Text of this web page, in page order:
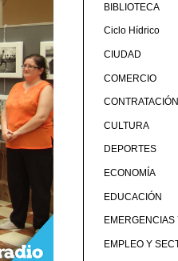
BIBLIOTECA
Ciclo Hídrico
CIUDAD
COMERCIO
CONTRATACIÓN
CULTURA
DEPORTES
ECONOMÍA
EDUCACIÓN
EMPLEO Y